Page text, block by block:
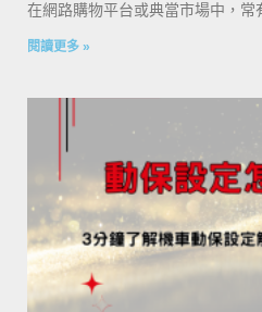
在網路購物平台或典當市場中，常
閱讀更多 »